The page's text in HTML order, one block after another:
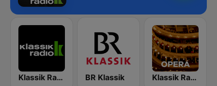
Klassik Radio BR Klassik Klassik Radio Opera